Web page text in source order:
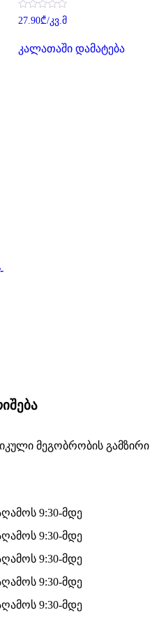
შეფასება
0
5-
დან
27.90₾/კვ.მ
კალათაში დამატება
მეგობრობის გამზირი
9:30-მდე
9:30-მდე
9:30-მდე
9:30-მდე
9:30-მდე